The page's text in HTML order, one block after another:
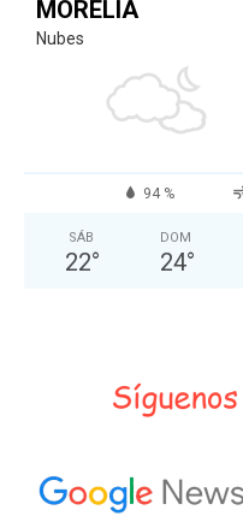
MORELIA
Nubes
94 %
SÁB
22°
DOM
24°